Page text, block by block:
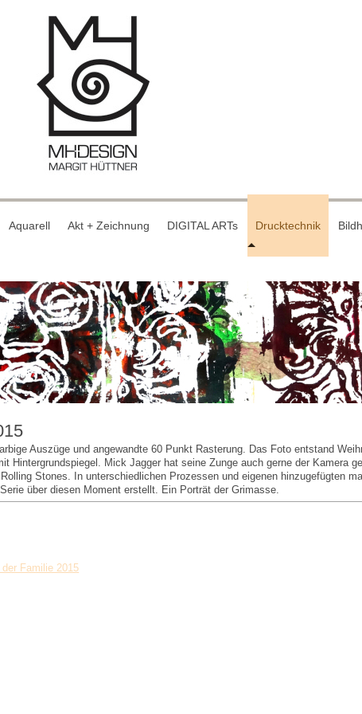
Aquarell Akt + Zeichnung DIGITAL ARTs Drucktechnik
Auszüge und angewandte 60 Punkt Rasterung. Das Foto entstand
Hintergrundspiegel. Mick Jagger hat seine Zunge auch gerne der Kamera
Stones. In unterschiedlichen Prozessen und eigenen hinzugefügten
über diesen Moment erstellt. Ein Porträt der Grimasse.